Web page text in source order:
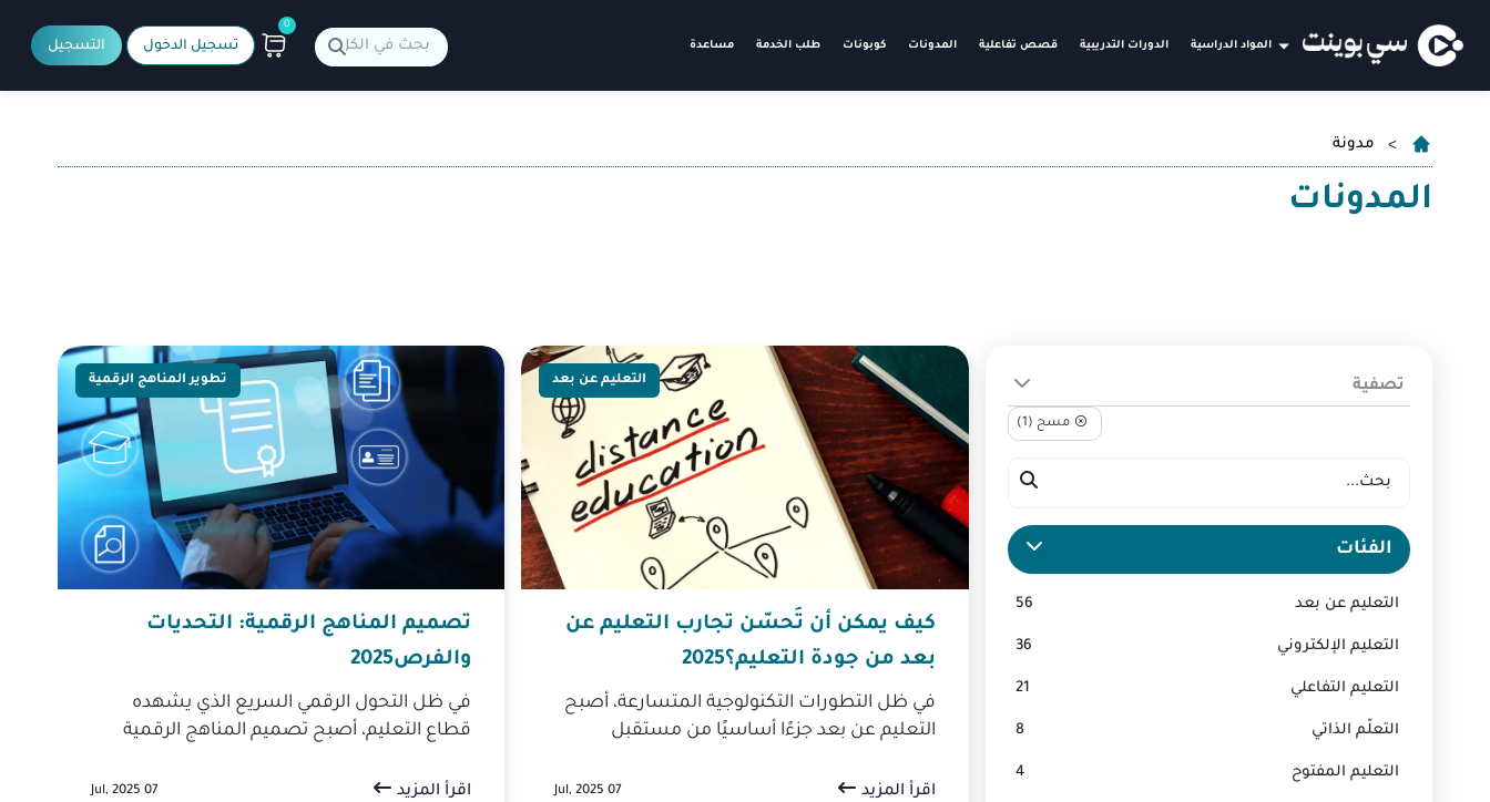
المواد الدراسية الدورات التدريبية قصص تفاعلية المدونات كوبونات طلب الخدمة مساعدة
0
تسجيل الدخول التسجيل
مدونة
المدونات
تصفية
مسح (1)
الفئات
التعليم عن بعد 56
التعليم الإلكتروني 36
التعليم التفاعلي 21
التعلّم الذاتي 8
التعليم المفتوح 4
التعليم عن بعد
كيف يمكن أن تُحسّن تجارب التعليم عن
بعد من جودة التعليم؟2025
في ظل التطورات التكنولوجية المتسارعة، أصبح
التعليم عن بعد جزءًا أساسيًا من مستقبل
على الفصول الدراسية التقليدية، ب...
اقرأ المزيد 07 Jul, 2025
تطوير المناهج الرقمية
تصميم المناهج الرقمية: التحديات
والفرص2025
في ظل التحول الرقمي السريع الذي يشهده
قطاع التعليم، أصبح تصميم المناهج الرقمية
أقصى استفادة من التقنيات الحديثة. تقدم هذه...
اقرأ المزيد 07 Jul, 2025